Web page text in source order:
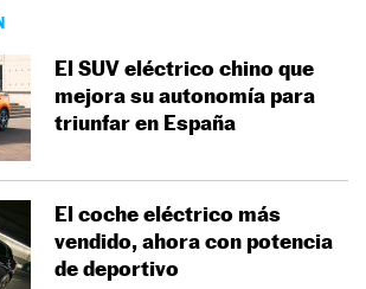
El SUV eléctrico chino que
mejora su autonomía para
triunfar en España
El coche eléctrico más
vendido, ahora con potencia
de deportivo